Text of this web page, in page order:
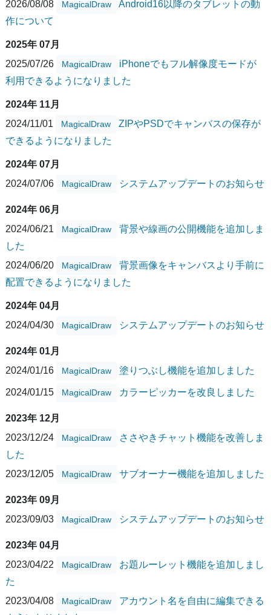
2026/08/08
MagicalDraw
Android16以降のタブレットの動
作について
2025年 07月
2025/07/26
MagicalDraw
iPhoneでもフル解像度モードが
利用できるようになりました
2024年 11月
2024/11/01
MagicalDraw
ZIPやPSDでキャンバスの保存が
できるようになりました
2024年 07月
2024/07/06
MagicalDraw システムアップデートのお知らせ
2024年 06月
2024/06/21
MagicalDraw
背景や線画の公開機能を追加しま
した
2024/06/20
MagicalDraw
背景画像をキャンバスより手前に
配置できるようになりました
2024年 04月
2024/04/30
MagicalDraw システムアップデートのお知らせ
2024年 01月
2024/01/16
MagicalDraw 塗りつぶし機能を追加しました
2024/01/15 MagicalDraw カラーピッカーを改良しました
2023年 12月
2023/12/24
MagicalDraw
ささやきチャット機能を改善しま
した
2023/12/05
MagicalDraw サブオーナー機能を追加しました
2023年 09月
2023/09/03
MagicalDraw システムアップデートのお知らせ
2023年 04月
2023/04/22
MagicalDraw
お題ルーレット機能を追加しまし
た
2023/04/08
MagicalDraw
アカウント名を自由に編集できる